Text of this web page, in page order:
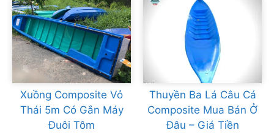
Xuồng Composite Vỏ
Thái 5m Có Gắn Máy
Đuôi Tôm
Thuyền Ba Lá Câu Cá
Composite Mua Bán Ở
Đâu – Giá Tiền